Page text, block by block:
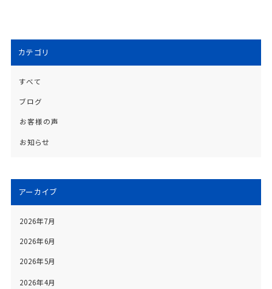
カテゴリ
すべて
ブログ
お客様の声
お知らせ
アーカイブ
2026年7月
2026年6月
2026年5月
2026年4月